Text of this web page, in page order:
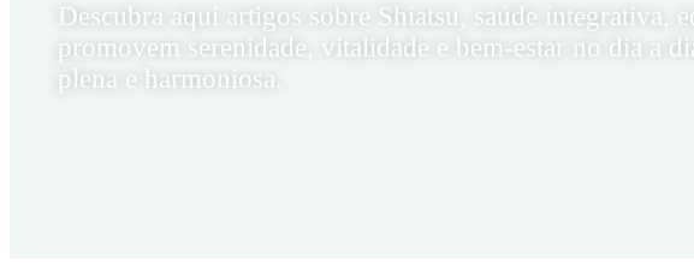
Descubra aqui artigos sobre Shiatsu, saúde
promovem serenidade, vitalidade e bem-estar no dia a
plena e harmoniosa.